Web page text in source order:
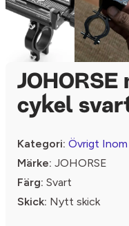
cykel
Kategori: Övrigt
Märke: JOHORSE
Färg: Svart
Skick: Nytt skick